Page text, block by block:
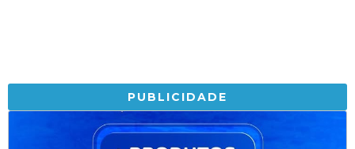
PUBLICIDADE